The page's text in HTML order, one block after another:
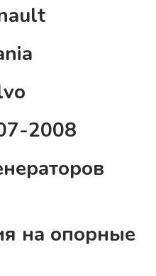
2008
на опорные